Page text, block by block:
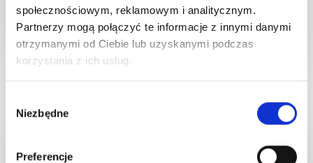
społecznościowym, reklamowym i analitycznym.
Partnerzy mogą połączyć te informacje z innymi danymi
otrzymanymi od Ciebie lub uzyskanymi podczas
korzystania z ich usług.
zgody
Niezbędne
Preferencje